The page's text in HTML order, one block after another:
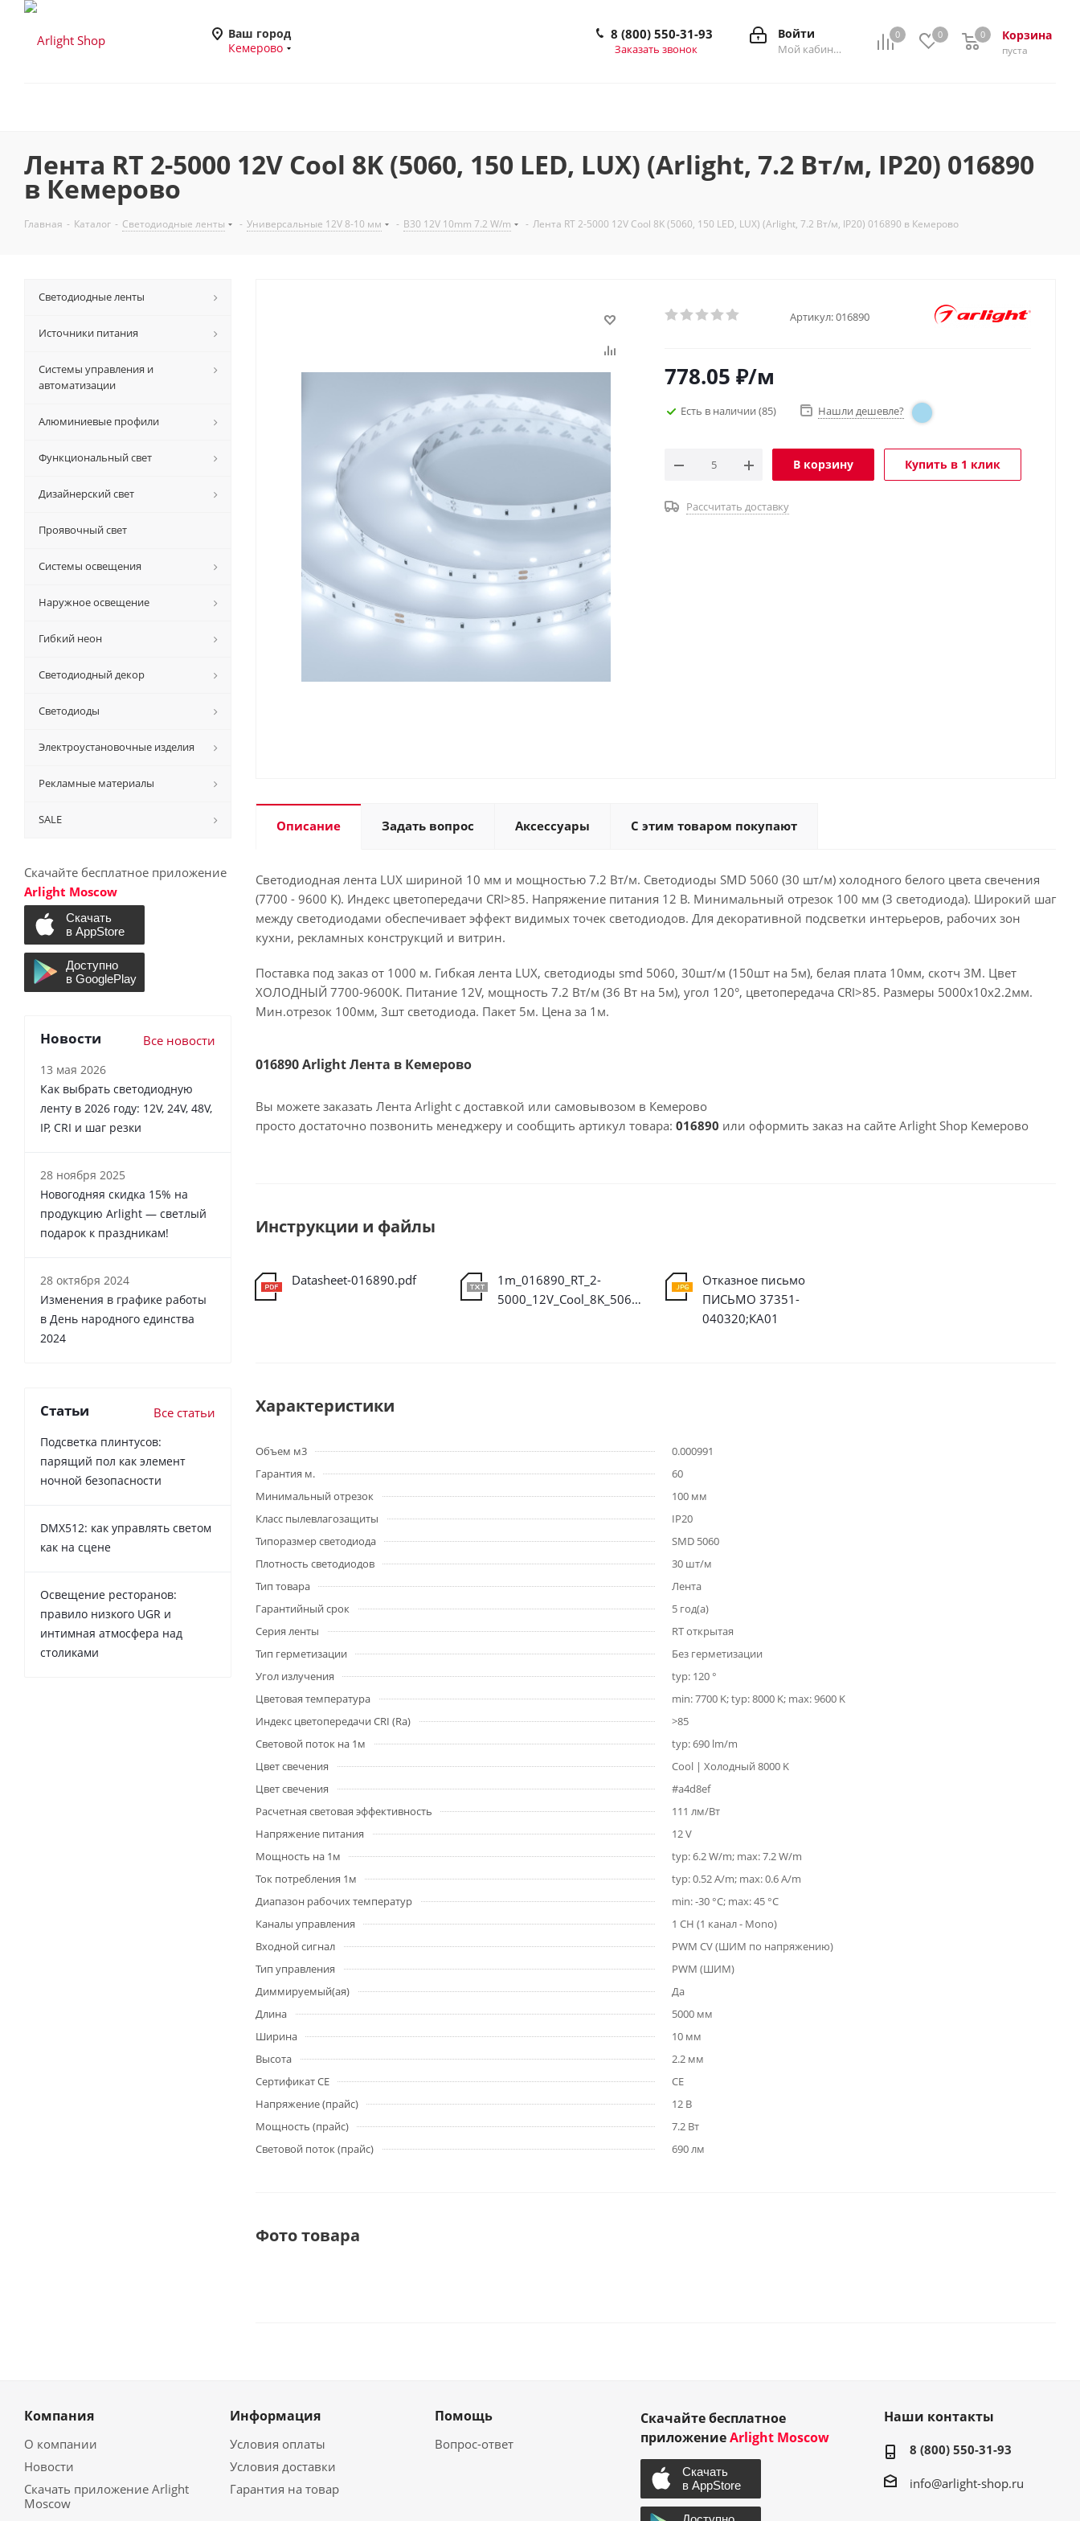
Ваш город
Кемерово
0 0 Корзина
0
пуста
0
Войти
Мой кабинет
8 (800) 550-31-93
Заказать звонок
Лента RT 2-5000 12V Cool 8K (5060, 150 LED, LUX) (Arlight, 7.2 Вт/м, IP20) 016890
в Кемерово
Главная - Каталог - Светодиодные ленты - Универсальные 12V 8-10 мм - B30 12V 10mm 7.2 W/m - Лента RT 2-5000 12V Cool 8K (5060, 150 LED, LUX) (Arlight, 7.2 Вт/м, IP20) 016890 в Кемерово
Артикул:016890
778.05 ₽/м
Есть в наличии (85) Нашли дешевле?
В корзину Купить в 1 клик
Рассчитать доставку
Описание Задать вопрос Аксессуары С этим товаром покупают
Светодиодная лента LUX шириной 10 мм и мощностью 7.2 Вт/м. Светодиоды SMD 5060 (30 шт/м) холодного белого цвета свечения
(7700 - 9600 К). Индекс цветопередачи CRI>85. Напряжение питания 12 В. Минимальный отрезок 100 мм (3 светодиода). Широкий шаг
между светодиодами обеспечивает эффект видимых точек светодиодов. Для декоративной подсветки интерьеров, рабочих зон
кухни, рекламных конструкций и витрин.
Поставка под заказ от 1000 м. Гибкая лента LUX, светодиоды smd 5060, 30шт/м (150шт на 5м), белая плата 10мм, скотч 3М. Цвет
ХОЛОДНЫЙ 7700-9600K. Питание 12V, мощность 7.2 Вт/м (36 Вт на 5м), угол 120°, цветопередача CRI>85. Размеры 5000х10x2.2мм.
Мин.отрезок 100мм, 3шт светодиода. Пакет 5м. Цена за 1м.
016890 Arlight Лента в Кемерово
Вы можете заказать Лента Arlight с доставкой или самовывозом в Кемерово
просто достаточно позвонить менеджеру и сообщить артикул товара: 016890 или оформить заказ на сайте Arlight Shop Кемерово
Инструкции и файлы
Datasheet-016890.pdf
1m_016890_RT_2-
5000_12V_Cool_8K_5060_150_LED_LUX.ies
Отказное письмо
ПИСЬМО 37351-
040320;КА01
Характеристики
Объем м3
0.000991
Гарантия м.
60
Минимальный отрезок
100 мм
Класс пылевлагозащиты
IP20
Типоразмер светодиода
SMD 5060
Плотность светодиодов
30 шт/м
Тип товара
Лента
Гарантийный срок
5 год(а)
Серия ленты
RT открытая
Тип герметизации
Без герметизации
Угол излучения
typ: 120 °
Цветовая температура
min: 7700 K; typ: 8000 K; max: 9600 K
Индекс цветопередачи CRI (Ra)
>85
Световой поток на 1м
typ: 690 lm/m
Цвет свечения
Cool | Холодный 8000 K
Цвет свечения
#a4d8ef
Расчетная световая эффективность
111 лм/Вт
Напряжение питания
12 V
Мощность на 1м
typ: 6.2 W/m; max: 7.2 W/m
Ток потребления 1м
typ: 0.52 A/m; max: 0.6 A/m
Диапазон рабочих температур
min: -30 °C; max: 45 °C
Каналы управления
1 CH (1 канал - Mono)
Входной сигнал
PWM СV (ШИМ по напряжению)
Тип управления
PWM (ШИМ)
Диммируемый(ая)
Да
Длина
5000 мм
Ширина
10 мм
Высота
2.2 мм
Сертификат CE
CE
Напряжение (прайс)
12 В
Мощность (прайс)
7.2 Вт
Световой поток (прайс)
690 лм
Фото товара
Светодиодные ленты
Источники питания
Системы управления и
автоматизации
Алюминиевые профили
Функциональный свет
Дизайнерский свет
Проявочный свет
Системы освещения
Наружное освещение
Гибкий неон
Светодиодный декор
Светодиоды
Электроустановочные изделия
Рекламные материалы
SALE
Скачайте бесплатное приложение
Arlight Moscow
Новости Все новости
13 мая 2026
Как выбрать светодиодную
ленту в 2026 году: 12V, 24V, 48V,
IP, CRI и шаг резки
28 ноября 2025
Новогодняя скидка 15% на
продукцию Arlight — светлый
подарок к праздникам!
28 октября 2024
Изменения в графике работы
в День народного единства
2024
Статьи Все статьи
Подсветка плинтусов:
парящий пол как элемент
ночной безопасности
DMX512: как управлять светом
как на сцене
Освещение ресторанов:
правило низкого UGR и
интимная атмосфера над
столиками
Компания
О компании
Новости
Скачать приложение Arlight
Moscow
Информация
Условия оплаты
Условия доставки
Гарантия на товар
Помощь
Вопрос-ответ
Скачайте бесплатное
приложениеArlight Moscow
Наши контакты
8 (800) 550-31-93
info@arlight-shop.ru